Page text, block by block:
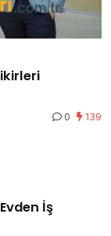
0 139
İş